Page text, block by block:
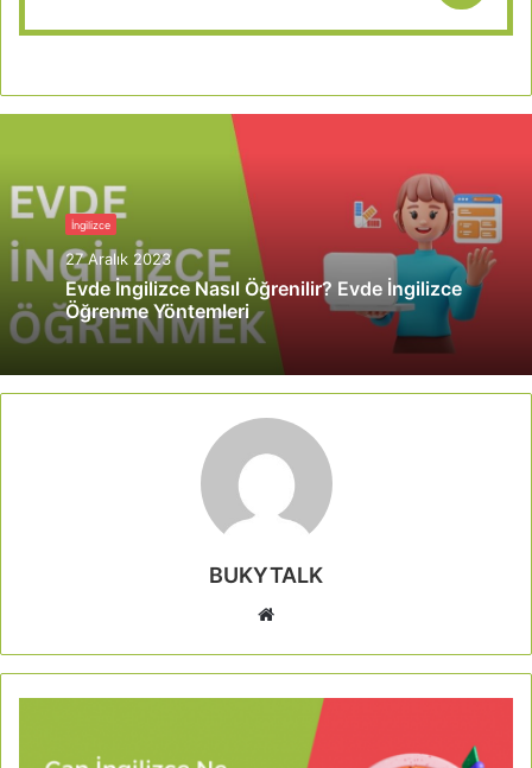
İngilizce
27 Aralık 2023
Evde İngilizce Nasıl Öğrenilir? Evde İngilizce
Öğrenme Yöntemleri
BUKYTALK